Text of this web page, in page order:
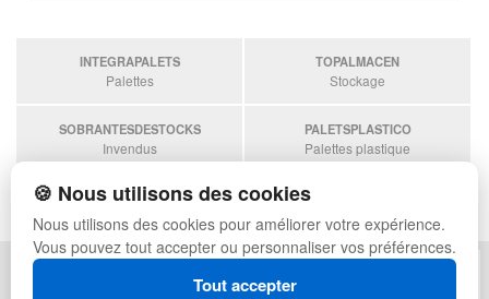
INTEGRAPALETS
Palettes
TOPALMACEN
Stockage
SOBRANTESDESTOCKS
Invendus
PALETSPLASTICO
Palettes plastique
ESTANTERIASKIT
Estanterias
POLITIQUE DE CONFIDENTIALITÉ
PLAN DU SITE
🍪 Nous utilisons des cookies
Nous utilisons des cookies pour améliorer votre expérience.
Vous pouvez tout accepter ou personnaliser vos préférences.
Tout accepter